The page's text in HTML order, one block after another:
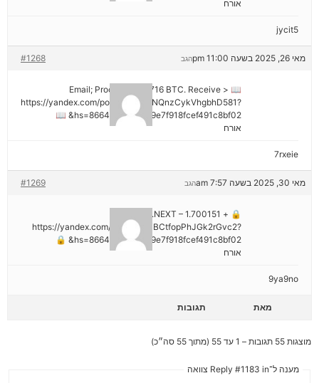
אורח
jycit5
מאי 26, 2025 בשעה 11:00 pm #1268 הגב
📖 Email; Process 1.913716 BTC. Receive >
https://yandex.com/poll/DCTzwgNQnzCykVhgbhD581?
hs=8664c520642b9e7f918fcef491c8bf02& 📖
אורח
7rxeie
מאי 30, 2025 בשעה 7:57 am #1269 הגב
🔒 + 1.700151 BTC.NEXT –
https://yandex.com/poll/HsemiBCtfopPhJGk2rGvc2?
hs=8664c520642b9e7f918fcef491c8bf02& 🔒
אורח
9ya9no
מאת תגובות
מוצגות 55 תגובות – 1 עד 55 (מתוך 55 סה״כ)
מענה ל־Reply #1183 in צוואה